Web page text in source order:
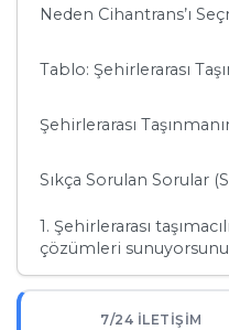
Neden Cihantrans’ı
Tablo: Şehirlerarası
Şehirlerarası
Sıkça Sorulan Sorular
1. Şehirlerarası
çözümleri
2. Şehirlerarası
mobilyalar taşınıyor
7/24 İLETIŞIM